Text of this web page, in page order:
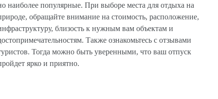
наиболее популярные. При выборе места для отдыха на
обращайте внимание на стоимость, расположение,
близость к нужным вам объектам и
Также ознакомьтесь с отзывами
Тогда можно быть уверенными, что ваш отпуск
ярко и приятно.